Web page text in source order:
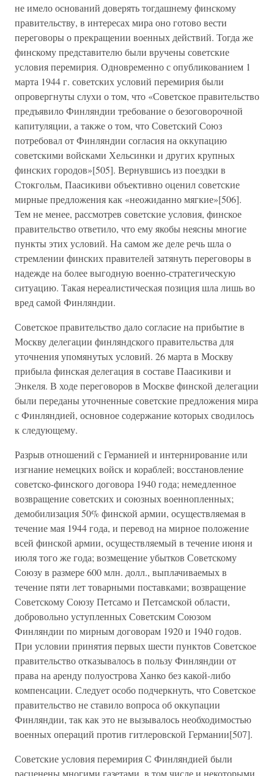
не имело оснований доверять тогдашнему финскому
правительству, в интересах мира оно готово вести
переговоры о прекращении военных действий. Тогда же
финскому представителю были вручены советские
условия перемирия. Одновременно с опубликованием 1
марта 1944 г. советских условий перемирия были
опровергнуты слухи о том, что «Советское правительство
предъявило Финляндии требование о безоговорочной
капитуляции, а также о том, что Советский Союз
потребовал от Финляндии согласия на оккупацию
советскими войсками Хельсинки и других крупных
финских городов»[505]. Вернувшись из поездки в
Стокгольм, Паасикиви объективно оценил советские
мирные предложения как «неожиданно мягкие»[506].
Тем не менее, рассмотрев советские условия, финское
правительство ответило, что ему якобы неясны многие
пункты этих условий. На самом же деле речь шла о
стремлении финских правителей затянуть переговоры в
надежде на более выгодную военно-стратегическую
ситуацию. Такая нереалистическая позиция шла лишь во
вред самой Финляндии.
Советское правительство дало согласие на прибытие в
Москву делегации финляндского правительства для
уточнения упомянутых условий. 26 марта в Москву
прибыла финская делегация в составе Паасикиви и
Энкеля. В ходе переговоров в Москве финской делегации
были переданы уточненные советские предложения мира
с Финляндией, основное содержание которых сводилось
к следующему.
Разрыв отношений с Германией и интернирование или
изгнание немецких войск и кораблей; восстановление
советско-финского договора 1940 года; немедленное
возвращение советских и союзных военнопленных;
демобилизация 50% финской армии, осуществляемая в
течение мая 1944 года, и перевод на мирное положение
всей финской армии, осуществляемый в течение июня и
июля того же года; возмещение убытков Советскому
Союзу в размере 600 млн. долл., выплачиваемых в
течение пяти лет товарными поставками; возвращение
Советскому Союзу Петсамо и Петсамской области,
добровольно уступленных Советским Союзом
Финляндии по мирным договорам 1920 и 1940 годов.
При условии принятия первых шести пунктов Советское
правительство отказывалось в пользу Финляндии от
права на аренду полуострова Ханко без какой-либо
компенсации. Следует особо подчеркнуть, что Советское
правительство не ставило вопроса об оккупации
Финляндии, так как это не вызывалось необходимостью
военных операций против гитлеровской Германии[507].
Советские условия перемирия С Финляндией были
расценены многими газетами, в том числе и некоторыми